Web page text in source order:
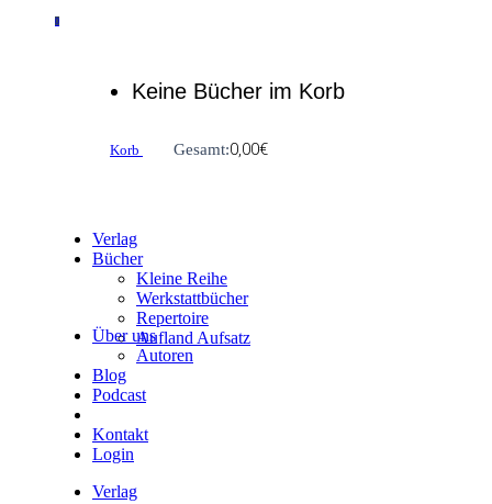
0
Keine Bücher im Korb
Korb Gesamt:0,00€
Verlag
Bücher
Kleine Reihe
Werkstattbücher
Repertoire
Aufland Aufsatz
Über uns
Autoren
Blog
Podcast
Kontakt
Login
Verlag